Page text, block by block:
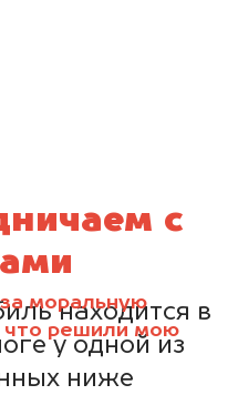
моральную
что решили мою
с
находится в
у одной из
ниже